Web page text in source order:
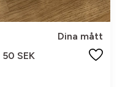
Dina mått
50 SEK